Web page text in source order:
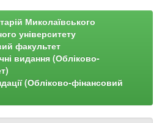
Миколаївського
університету
факультет
видання (Обліково-
(Обліково-фінансовий